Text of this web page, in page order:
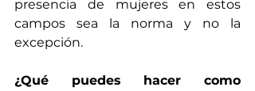
presencia de mujeres en estos
campos sea la norma y no la
excepción.
¿Qué puedes hacer como